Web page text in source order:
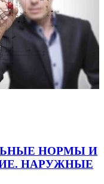
НОРМЫ И
НАРУЖНЫЕ